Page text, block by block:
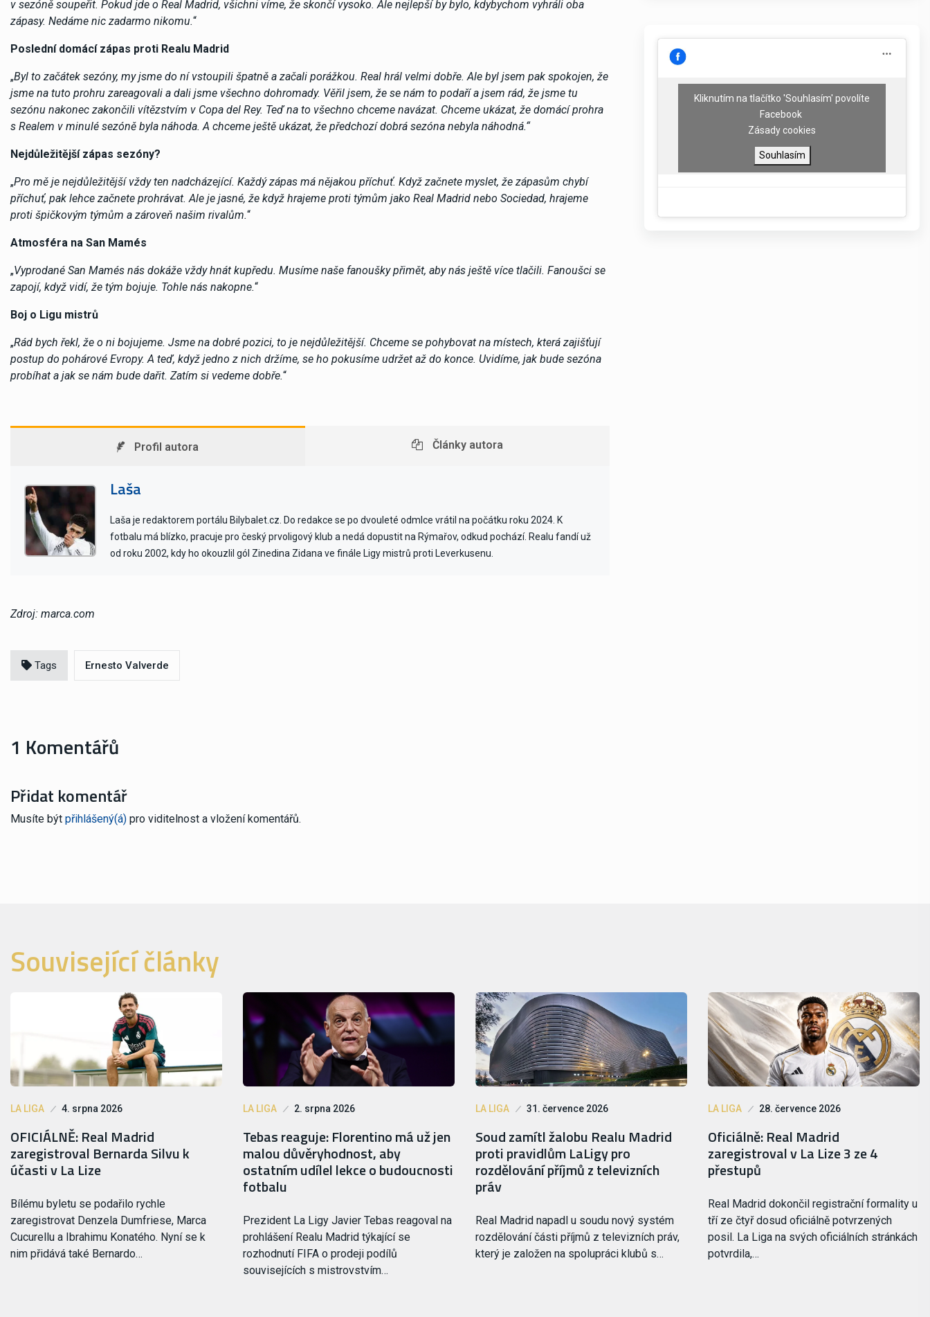
v sezóně soupeřit. Pokud jde o Real Madrid, všichni víme, že skončí vysoko. Ale nejlepší by bylo, kdybychom vyhráli oba
zápasy. Nedáme nic zadarmo nikomu.“
Poslední domácí zápas proti Realu Madrid
„Byl to začátek sezóny, my jsme do ní vstoupili špatně a začali porážkou. Real hrál velmi dobře. Ale byl jsem pak spokojen, že
jsme na tuto prohru zareagovali a dali jsme všechno dohromady. Věřil jsem, že se nám to podaří a jsem rád, že jsme tu
sezónu nakonec zakončili vítězstvím v Copa del Rey. Teď na to všechno chceme navázat. Chceme ukázat, že domácí prohra
s Realem v minulé sezóně byla náhoda. A chceme ještě ukázat, že předchozí dobrá sezóna nebyla náhodná.“
Nejdůležitější zápas sezóny?
„Pro mě je nejdůležitější vždy ten nadcházející. Každý zápas má nějakou příchuť. Když začnete myslet, že zápasům chybí
příchuť, pak lehce začnete prohrávat. Ale je jasné, že když hrajeme proti týmům jako Real Madrid nebo Sociedad, hrajeme
proti špičkovým týmům a zároveň našim rivalům.“
Atmosféra na San Mamés
„Vyprodané San Mamés nás dokáže vždy hnát kupředu. Musíme naše fanoušky přimět, aby nás ještě více tlačili. Fanoušci se
zapojí, když vidí, že tým bojuje. Tohle nás nakopne.“
Boj o Ligu mistrů
„Rád bych řekl, že o ni bojujeme. Jsme na dobré pozici, to je nejdůležitější. Chceme se pohybovat na místech, která zajišťují
postup do pohárové Evropy. A teď, když jedno z nich držíme, se ho pokusíme udržet až do konce. Uvidíme, jak bude sezóna
probíhat a jak se nám bude dařit. Zatím si vedeme dobře.“
Profil autora Články autora
Laša
Laša je redaktorem portálu Bilybalet.cz. Do redakce se po dvouleté odmlce vrátil na počátku roku 2024. K
fotbalu má blízko, pracuje pro český prvoligový klub a nedá dopustit na Rýmařov, odkud pochází. Realu fandí už
od roku 2002, kdy ho okouzlil gól Zinedina Zidana ve finále Ligy mistrů proti Leverkusenu.
Zdroj: marca.com
Tags Ernesto Valverde
1 Komentářů
Přidat komentář
Musíte být přihlášený(á) pro viditelnost a vložení komentářů.
Kliknutím na tlačítko 'Souhlasím' povolíte
Facebook
Zásady cookies
Souhlasím
Související články
LA LIGA 4. srpna 2026
OFICIÁLNĚ: Real Madrid
zaregistroval Bernarda Silvu k
účasti v La Lize
Bílému byletu se podařilo rychle
zaregistrovat Denzela Dumfriese, Marca
Cucurellu a Ibrahimu Konatého. Nyní se k
nim přidává také Bernardo…
LA LIGA 2. srpna 2026
Tebas reaguje: Florentino má už jen
malou důvěryhodnost, aby
ostatním udílel lekce o budoucnosti
fotbalu
Prezident La Ligy Javier Tebas reagoval na
prohlášení Realu Madrid týkající se
rozhodnutí FIFA o prodeji podílů
souvisejících s mistrovstvím…
LA LIGA 31. července 2026
Soud zamítl žalobu Realu Madrid
proti pravidlům LaLigy pro
rozdělování příjmů z televizních
práv
Real Madrid napadl u soudu nový systém
rozdělování části příjmů z televizních práv,
který je založen na spolupráci klubů s…
LA LIGA 28. července 2026
Oficiálně: Real Madrid
zaregistroval v La Lize 3 ze 4
přestupů
Real Madrid dokončil registrační formality u
tří ze čtyř dosud oficiálně potvrzených
posil. La Liga na svých oficiálních stránkách
potvrdila,…